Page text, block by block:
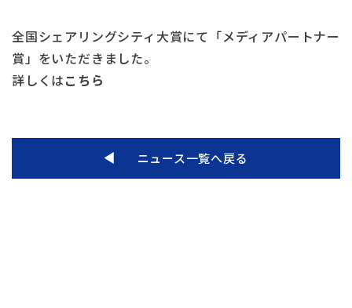
全国シェアリングシティ大賞にて「メディアパートナー
賞」をいただきました。
詳しくはこちら
ニュース一覧へ戻る